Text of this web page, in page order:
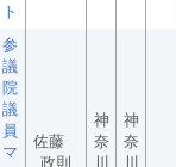
ト
参
議
院
議
員
マ
佐藤
政則
神
奈
川
神
奈
川